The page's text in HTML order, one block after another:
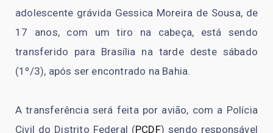
adolescente grávida Gessica Moreira de Sousa, de
17 anos, com um tiro na cabeça, está sendo
transferido para Brasília na tarde deste sábado
(1º/3), após ser encontrado na Bahia.
A transferência será feita por avião, com a Polícia
Civil do Distrito Federal (PCDF) sendo responsável